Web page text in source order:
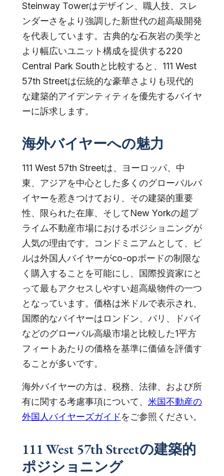
Steinway Towerはデザイン、職人技、スレ
ンダーさをより強調した新世代の超高級開発
を代表しています。古典的な石灰岩の美学と
より幅広いユニット構成を提供する220
Central Park Southと比較すると、111 West
57th Streetは伝統的な豪華さよりも現代的
な建築的アイデンティティを優先するバイヤ
ーに訴求します。
海外バイヤーへの魅力
111 West 57th Streetは、ヨーロッパ、中
東、アジアを中心とした多くのグローバルバ
イヤーを惹きつけており、その建築的重要
性、限られた在庫、そしてNew Yorkの超プ
ライム不動産市場におけるポジショニングが
人気の理由です。コンドミニアムとして、ビ
ルは外国人バイヤーがco-opボードの制限な
く購入することを可能にし、国際投資家にと
って最もアクセスしやすい超高級物件の一つ
となっています。価格は米ドルで表示され、
国際的なバイヤーはロンドン、パリ、ドバイ
などのグローバル高級市場と比較した1平方
フィートあたりの価格を基準に価値を評価す
ることが多いです。
海外バイヤーの方は、税務、法律、および所
有に関する考慮事項について、 米国不動産の
外国人バイヤーズガイドをご参照ください。
111 West 57th Streetの建築的
ポジショニング